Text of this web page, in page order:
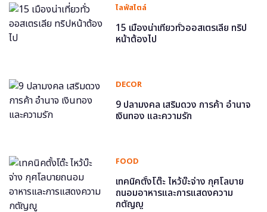
ไลฟ์สไตล์
15 เมืองน่าเที่ยวทั่วออสเตรเลีย ทริป
หน้าต้องไป
DECOR
9 ปลามงคล เสริมดวง การค้า อำนาจ
เงินทอง และความรัก
FOOD
เทคนิคตั้งโต๊ะ ไหว้บ๊ะจ่าง กุศโลบาย
ถนอมอาหารและการแสดงความ
กตัญญู